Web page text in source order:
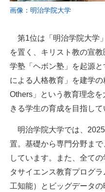
画像：明治学院大学
第1位は「明治学院大学
を置く、キリスト教の宣
学塾「ヘボン塾」を起源
による人格教育」を建学
Others」という教育理念
きる学生の育成を目指して
明治学院大学では、
置。基礎から専門分野ま
しています。また、全て
タサイエンス教育プログ
工知能）とビッグデータ